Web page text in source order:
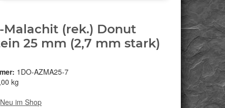
(rek.) Donut
25 mm (2,7 mm stark)
1DO-AZMA25-7
kg
Neu im Shop